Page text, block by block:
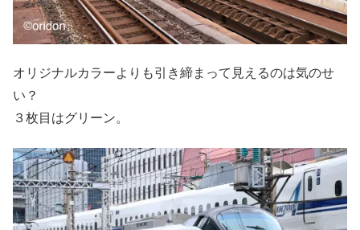
オリジナルカラーよりも引き締まって見えるのは気のせ
い？
３枚目はグリーン。